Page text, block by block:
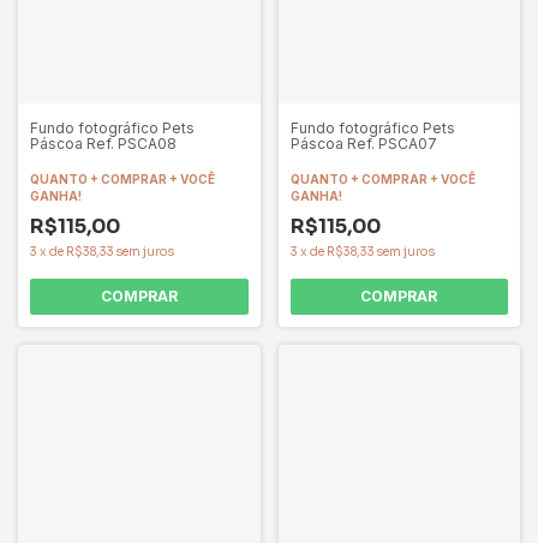
Fundo fotográfico Pets
Páscoa Ref. PSCA08
QUANTO + COMPRAR + VOCÊ
GANHA!
R$115,00
3 x de R$38,33 sem juros
COMPRAR
Fundo fotográfico Pets
Páscoa Ref. PSCA07
QUANTO + COMPRAR + VOCÊ
GANHA!
R$115,00
3 x de R$38,33 sem juros
COMPRAR